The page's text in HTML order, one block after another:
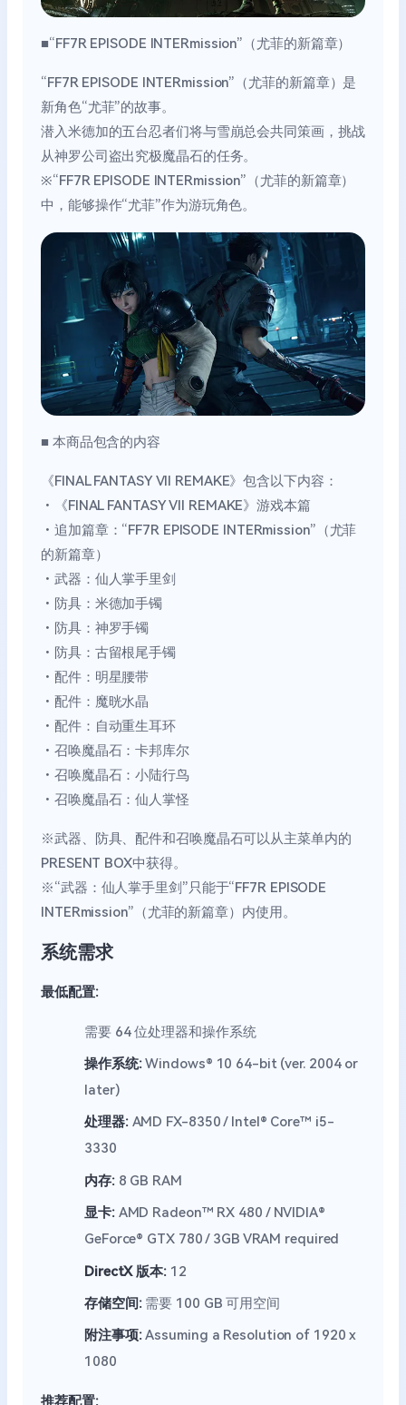
■“FF7R EPISODE INTERmission”（尤菲的新篇章）
“FF7R EPISODE INTERmission”（尤菲的新篇章）是
新角色“尤菲”的故事。
潜入米德加的五台忍者们将与雪崩总会共同策画，挑战
从神罗公司盗出究极魔晶石的任务。
※“FF7R EPISODE INTERmission”（尤菲的新篇章）
中，能够操作“尤菲”作为游玩角色。
■ 本商品包含的内容
《FINAL FANTASY VII REMAKE》包含以下内容：
・《FINAL FANTASY VII REMAKE》游戏本篇
・追加篇章：“FF7R EPISODE INTERmission”（尤菲
的新篇章）
・武器：仙人掌手里剑
・防具：米德加手镯
・防具：神罗手镯
・防具：古留根尾手镯
・配件：明星腰带
・配件：魔晄水晶
・配件：自动重生耳环
・召唤魔晶石：卡邦库尔
・召唤魔晶石：小陆行鸟
・召唤魔晶石：仙人掌怪
※武器、防具、配件和召唤魔晶石可以从主菜单内的
PRESENT BOX中获得。
※“武器：仙人掌手里剑”只能于“FF7R EPISODE
INTERmission”（尤菲的新篇章）内使用。
系统需求
最低配置:
需要 64 位处理器和操作系统
操作系统:Windows® 10 64-bit (ver. 2004 or
later)
处理器:AMD FX-8350 / Intel® Core™ i5-
3330
内存:8 GB RAM
显卡:AMD Radeon™ RX 480 / NVIDIA®
GeForce® GTX 780 / 3GB VRAM required
DirectX 版本:12
存储空间:需要 100 GB 可用空间
附注事项:Assuming a Resolution of 1920 x
1080
推荐配置: